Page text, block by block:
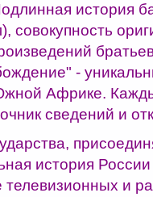
история
-
Африке.
сведений и
история
и